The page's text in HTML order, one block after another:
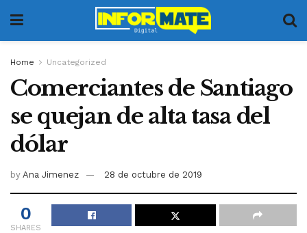
Home Uncategorized
Comerciantes de Santiago
se quejan de alta tasa del
dólar
by Ana Jimenez 28 de octubre de 2019
0
SHARES